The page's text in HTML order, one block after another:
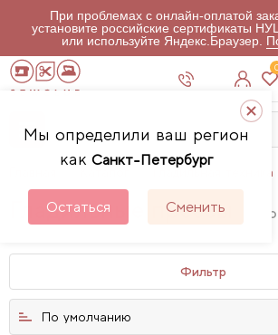
При проблемах с онлайн-оплатой
установите российские сертификаты
или используйте Яндекс.Браузер.
Мы определили ваш регион
как Санкт-Петербург
Остаться Сменить
Гладильная техника
Гладильные прессы
Фильтр
По умолчанию